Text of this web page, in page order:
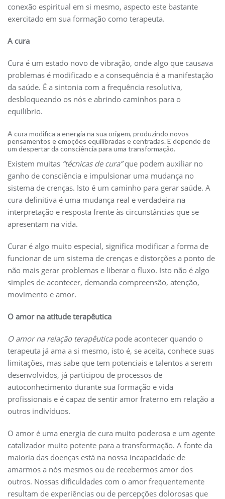
conexão espiritual em si mesmo, aspecto este bastante
exercitado em sua formação como terapeuta.
A cura
Cura é um estado novo de vibração, onde algo que causava
problemas é modificado e a consequência é a manifestação
da saúde. É a sintonia com a frequência resolutiva,
desbloqueando os nós e abrindo caminhos para o
equilíbrio.
A cura modifica a energia na sua origem, produzindo novos
pensamentos e emoções equilibradas e centradas. E depende de
um despertar da consciência para uma transformação.
Existem muitas “técnicas de cura”que podem auxiliar no
ganho de consciência e impulsionar uma mudança no
sistema de crenças. Isto é um caminho para gerar saúde. A
cura definitiva é uma mudança real e verdadeira na
interpretação e resposta frente às circunstâncias que se
apresentam na vida.
Curar é algo muito especial, significa modificar a forma de
funcionar de um sistema de crenças e distorções a ponto de
não mais gerar problemas e liberar o fluxo. Isto não é algo
simples de acontecer, demanda compreensão, atenção,
movimento e amor.
O amor na atitude terapêutica
O amor na relação terapêuticapode acontecer quando o
terapeuta já ama a si mesmo, isto é, se aceita, conhece suas
limitações, mas sabe que tem potenciais e talentos a serem
desenvolvidos, já participou de processos de
autoconhecimento durante sua formação e vida
profissionais e é capaz de sentir amor fraterno em relação a
outros indivíduos.
O amor é uma energia de cura muito poderosa e um agente
catalizador muito potente para a transformação. A fonte da
maioria das doenças está na nossa incapacidade de
amarmos a nós mesmos ou de recebermos amor dos
outros. Nossas dificuldades com o amor frequentemente
resultam de experiências ou de percepções dolorosas que